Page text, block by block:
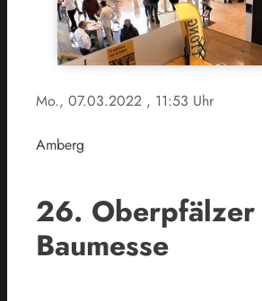
Mo., 07.03.2022 , 11:53 Uhr
Amberg
26. Oberpfälzer
Baumesse